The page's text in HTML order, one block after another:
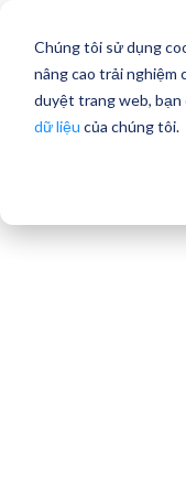
Chúng tôi sử dụng
nâng cao trải nghiệm
duyệt trang web, bạn
dữ liệu của chúng tôi.